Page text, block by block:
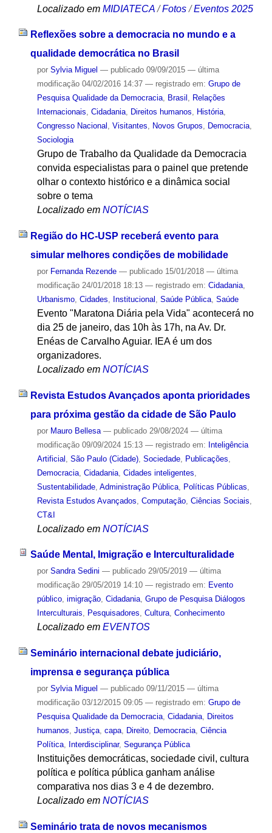
Localizado em MIDIATECA /Fotos /Eventos 2025
Reflexões sobre a democracia no mundo e a
qualidade democrática no Brasil
por Sylvia Miguel — publicado09/09/2015 — última
modificação04/02/2016 14:37 — registrado em: Grupo de
Pesquisa Qualidade da Democracia, Brasil , Relações
Internacionais, Cidadania, Direitos humanos, História,
Congresso Nacional , Visitantes, Novos Grupos, Democracia,
Sociologia
Grupo de Trabalho da Qualidade da Democracia
convida especialistas para o painel que pretende
olhar o contexto histórico e a dinâmica social
sobre o tema
Localizado em NOTÍCIAS
Região do HC-USP receberá evento para
simular melhores condições de mobilidade
por Fernanda Rezende — publicado15/01/2018 — última
modificação24/01/2018 18:13 — registrado em: Cidadania,
Urbanismo, Cidades, Institucional , Saúde Pública, Saúde
Evento "Maratona Diária pela Vida" acontecerá no
dia 25 de janeiro, das 10h às 17h, na Av. Dr.
Enéas de Carvalho Aguiar. IEA é um dos
organizadores.
Localizado em NOTÍCIAS
Revista Estudos Avançados aponta prioridades
para próxima gestão da cidade de São Paulo
por Mauro Bellesa — publicado29/08/2024 — última
modificação09/09/2024 15:13 — registrado em: Inteligência
Artificial São Paulo (Cidade), Sociedade, Publicações
Democracia, Cidadania, Cidades inteligentes
Sustentabilidade, Administração Pública, Políticas Públicas
Revista Estudos Avançados Computação, Ciências Sociais
CT&I
Localizado em NOTÍCIAS
Saúde Mental, Imigração e Interculturalidade
por Sandra Sedini — publicado29/05/2019 — última
modificação29/05/2019 14:10 — registrado em: Evento
público, imigração, Cidadania, Grupo de Pesquisa Diálogos
Interculturais, Pesquisadores, Cultura, Conhecimento
Localizado em EVENTOS
Seminário internacional debate judiciário,
imprensa e segurança pública
por Sylvia Miguel — publicado09/11/2015 — última
modificação03/12/2015 09:05 — registrado em: Grupo de
Pesquisa Qualidade da Democracia, Cidadania, Direitos
humanos, Justiça, capa, Direito, Democracia, Ciência
Política, Interdisciplinar, Segurança Pública
Instituições democráticas, sociedade civil, cultura
política e política pública ganham análise
comparativa nos dias 3 e 4 de dezembro.
Localizado em NOTÍCIAS
Seminário trata de novos mecanismos